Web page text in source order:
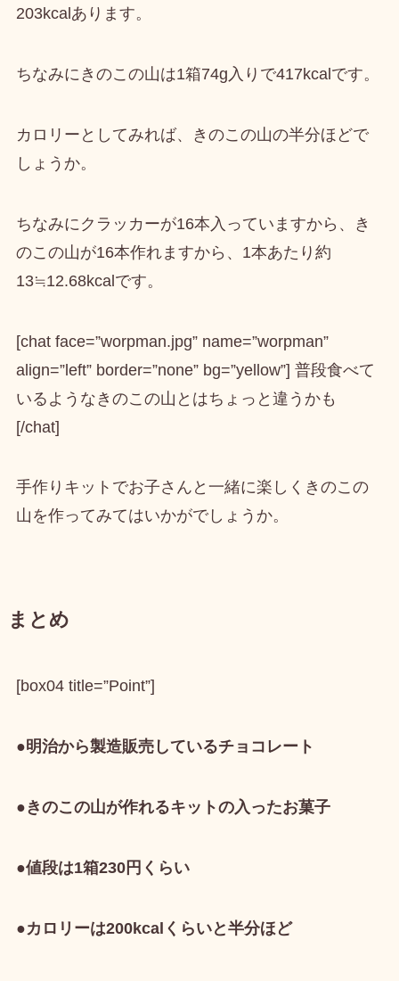
203kcal あります。
ちなみにきのこの山は1箱74g入りで417kcal です。
カロリーとしてみれば、きのこの山の半分ほどで
しょうか。
ちなみにクラッカーが16本入っていますから、き
のこの山が16本作れますから、 1本あたり約
13≒12.68kcalです。
[chat face=”worpman.jpg” name=”worpman”
align=”left” border=”none” bg=”yellow”] 普段食べて
いるようなきのこの山とはちょっと違うかも
[/chat]
手作りキットでお子さんと一緒に楽しくきのこの
山を作ってみてはいかがでしょうか。
まとめ
[box04 title=”Point”]
●明治から製造販売しているチョコレート
●きのこの山が作れるキットの入ったお菓子
●値段は1箱230円くらい
●カロリーは200kcalくらいと半分ほど